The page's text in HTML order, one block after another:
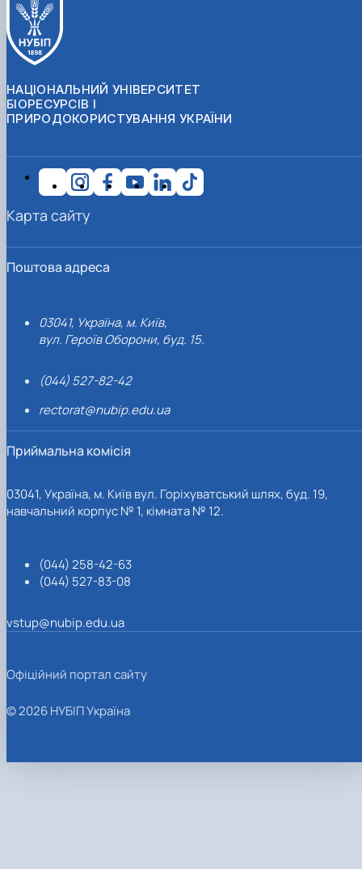
НАЦІОНАЛЬНИЙ УНІВЕРСИТЕТ
БІОРЕСУРСІВ І
ПРИРОДОКОРИСТУВАННЯ УКРАЇНИ
Поштова адреса
03041, Україна, м. Київ,
вул. Героїв Оборони, буд. 15.
(044) 527-82-42
rectorat@nubip.edu.ua
Приймальна комісія
03041, Україна, м. Київ вул. Горіхуватський шлях, буд. 19,
навчальний корпус № 1, кімната № 12.
(044) 258-42-63
(044) 527-83-08
vstup@nubip.edu.ua
Карта сайту
Офіційний портал сайту
© 2026 НУБІП Україна